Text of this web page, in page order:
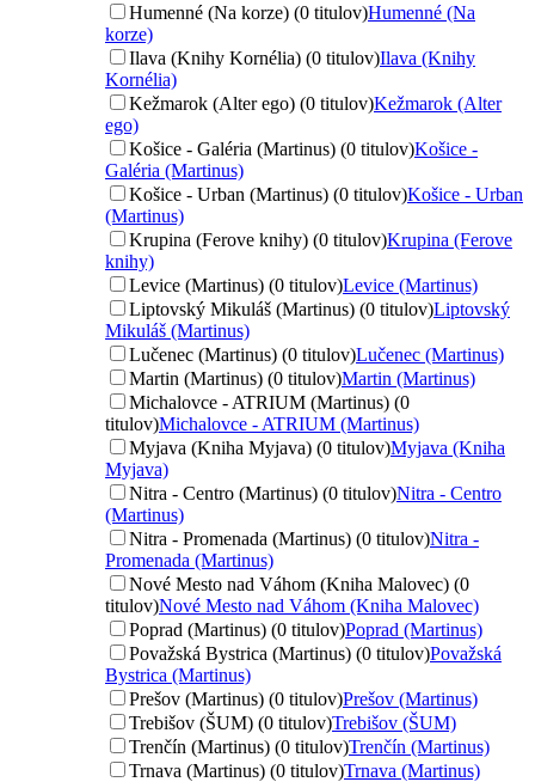
Humenné (Na korze) (0 titulov)Humenné (Na
korze)
Ilava (Knihy Kornélia) (0 titulov)Ilava (Knihy
Kornélia)
Kežmarok (Alter ego) (0 titulov)Kežmarok (Alter
ego)
Košice - Galéria (Martinus) (0 titulov)Košice -
Galéria (Martinus)
Košice - Urban (Martinus) (0 titulov)Košice - Urban
(Martinus)
Krupina (Ferove knihy) (0 titulov)Krupina (Ferove
knihy)
Levice (Martinus) (0 titulov)Levice (Martinus)
Liptovský Mikuláš (Martinus) (0 titulov)Liptovský
Mikuláš (Martinus)
Lučenec (Martinus) (0 titulov)Lučenec (Martinus)
Martin (Martinus) (0 titulov)Martin (Martinus)
Michalovce - ATRIUM (Martinus) (0
titulov)Michalovce - ATRIUM (Martinus)
Myjava (Kniha Myjava) (0 titulov)Myjava (Kniha
Myjava)
Nitra - Centro (Martinus) (0 titulov)Nitra - Centro
(Martinus)
Nitra - Promenada (Martinus) (0 titulov)Nitra -
Promenada (Martinus)
Nové Mesto nad Váhom (Kniha Malovec) (0
titulov)Nové Mesto nad Váhom (Kniha Malovec)
Poprad (Martinus) (0 titulov)Poprad (Martinus)
Považská Bystrica (Martinus) (0 titulov)Považská
Bystrica (Martinus)
Prešov (Martinus) (0 titulov)Prešov (Martinus)
Trebišov (ŠUM) (0 titulov)Trebišov (ŠUM)
Trenčín (Martinus) (0 titulov)Trenčín (Martinus)
Trnava (Martinus) (0 titulov)Trnava (Martinus)